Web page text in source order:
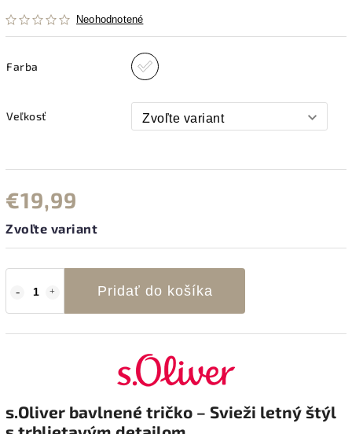
Neohodnotené
Farba
Veľkosť
€19,99
Zvoľte variant
Pridať do košíka
s.Oliver bavlnené tričko – Svieži letný štýl